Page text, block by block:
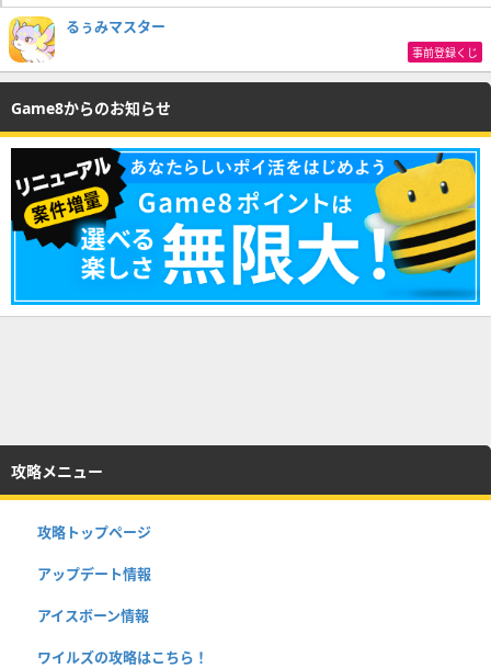
るぅみマスター
事前登録くじ
Game8からのお知らせ
攻略メニュー
攻略トップページ
アップデート情報
アイスボーン情報
ワイルズの攻略はこちら！